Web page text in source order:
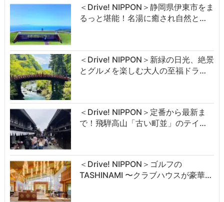
＜Drive! NIPPON＞静岡県伊東市をま
るっと堪能！名湯に癒され自然と…
＜Drive! NIPPON＞新緑の日光、絶景
とグルメを楽しむ大人の至福ドラ…
＜Drive! NIPPON＞定番から最新ま
で！飛騨高山「古い町並」のテイ…
＜Drive! NIPPON＞ゴルフの
TASHINAMI 〜クラブハウスが豪華…